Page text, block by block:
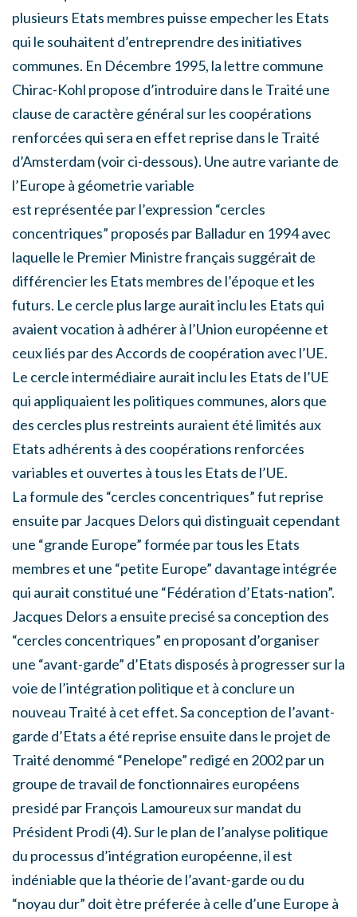
plusieurs Etats membres puisse empecher les Etats
qui le souhaitent d’entreprendre des initiatives
communes. En Décembre 1995, la lettre commune
Chirac-Kohl propose d’introduire dans le Traité une
clause de caractère général sur les coopérations
renforcées qui sera en effet reprise dans le Traité
d’Amsterdam (voir ci-dessous). Une autre variante de
l’Europe à géometrie variable
est représentée par l’expression “cercles
concentriques” proposés par Balladur en 1994 avec
laquelle le Premier Ministre français suggérait de
différencier les Etats membres de l’époque et les
futurs. Le cercle plus large aurait inclu les Etats qui
avaient vocation à adhérer à l’Union européenne et
ceux liés par des Accords de coopération avec l’UE.
Le cercle intermédiaire aurait inclu les Etats de l’UE
qui appliquaient les politiques communes, alors que
des cercles plus restreints auraient été limités aux
Etats adhérents à des coopérations renforcées
variables et ouvertes à tous les Etats de l’UE.
La formule des “cercles concentriques” fut reprise
ensuite par Jacques Delors qui distinguait cependant
une “grande Europe” formée par tous les Etats
membres et une “petite Europe” davantage intégrée
qui aurait constitué une “Fédération d’Etats-nation”.
Jacques Delors a ensuite precisé sa conception des
“cercles concentriques” en proposant d’organiser
une “avant-garde” d’Etats disposés à progresser sur la
voie de l’intégration politique et à conclure un
nouveau Traité à cet effet. Sa conception de l’avant-
garde d’Etats a été reprise ensuite dans le projet de
Traité denommé “Penelope” redigé en 2002 par un
groupe de travail de fonctionnaires européens
presidé par François Lamoureux sur mandat du
Président Prodi (4). Sur le plan de l’analyse politique
du processus d’intégration européenne, il est
indéniable que la théorie de l’avant-garde ou du
“noyau dur” doit ètre préferée à celle d’une Europe à